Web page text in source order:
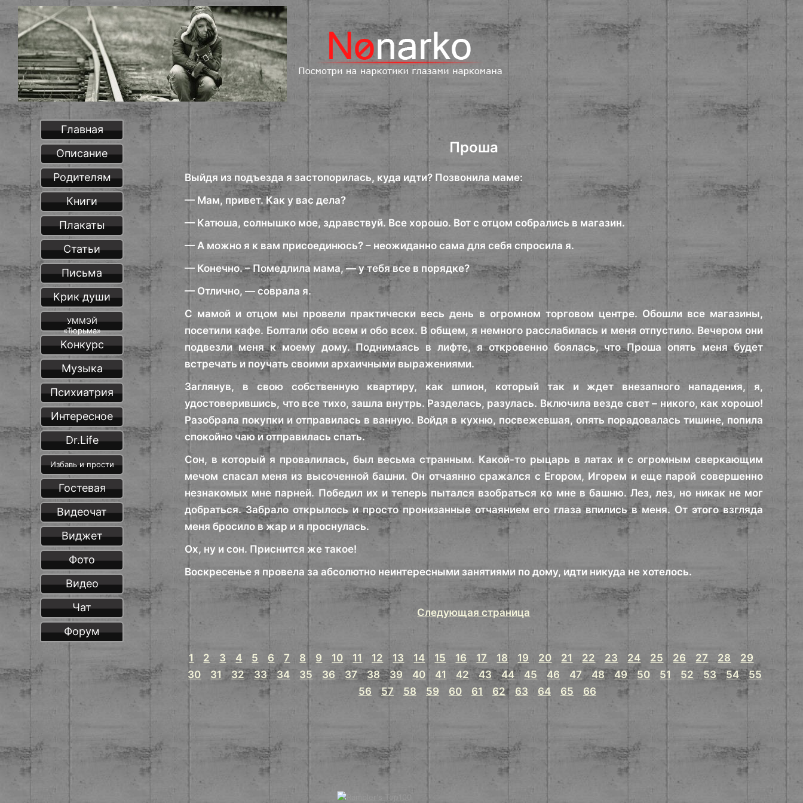
Проша
Выйдя из подъезда я застопорилась, куда идти? Позвонила маме:
— Мам, привет. Как у вас дела?
— Катюша, солнышко мое, здравствуй. Все хорошо. Вот с отцом собрались в магазин.
— А можно я к вам присоединюсь? – неожиданно сама для себя спросила я.
— Конечно. – Помедлила мама, — у тебя все в порядке?
— Отлично, — соврала я.
С мамой и отцом мы провели практически весь день в огромном торговом центре. Обошли все магазины,
посетили кафе. Болтали обо всем и обо всех. В общем, я немного расслабилась и меня отпустило. Вечером они
подвезли меня к моему дому. Поднимаясь в лифте, я откровенно боялась, что Проша опять меня будет
встречать и поучать своими архаичными выражениями.
Заглянув, в свою собственную квартиру, как шпион, который так и ждет внезапного нападения, я,
удостоверившись, что все тихо, зашла внутрь. Разделась, разулась. Включила везде свет – никого, как хорошо!
Разобрала покупки и отправилась в ванную. Войдя в кухню, посвежевшая, опять порадовалась тишине, попила
спокойно чаю и отправилась спать.
Сон, в который я провалилась, был весьма странным. Какой-то рыцарь в латах и с огромным сверкающим
мечом спасал меня из высоченной башни. Он отчаянно сражался с Егором, Игорем и еще парой совершенно
незнакомых мне парней. Победил их и теперь пытался взобраться ко мне в башню. Лез, лез, но никак не мог
добраться. Забрало открылось и просто пронизанные отчаянием его глаза впились в меня. От этого взгляда
меня бросило в жар и я проснулась.
Ох, ну и сон. Приснится же такое!
Воскресенье я провела за абсолютно неинтересными занятиями по дому, идти никуда не хотелось.
Следующая страница
1 2 3 4 5 6 7 8 9 10 11 12 13 14 15 16 17 18 19 20 21 22 23 24 25 26 27 28
29
30
31 32 33 34 35 36 37 38 39 40 41 42 43 44 45 46 47 48 49 50 51 52 53 54
55
56
57 58 59 60 61 62 63 64 65 66
Главная
Описание
Родителям
Книги
Плакаты
Статьи
Письма
Крик души
УММЭЙ
«Тюрьма»
Конкурс
Музыка
Психиатрия
Интересное
Dr.Life
Избавь и прости
Гостевая
Видеочат
Виджет
Фото
Видео
Чат
Форум